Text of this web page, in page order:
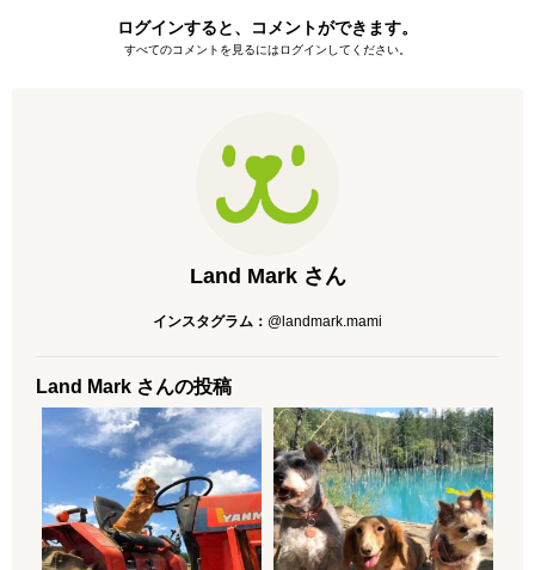
ログインすると、コメントができます。
すべてのコメントを見るにはログインしてください。
Land Mark さん
インスタグラム： @landmark.mami
Land Mark さんの投稿